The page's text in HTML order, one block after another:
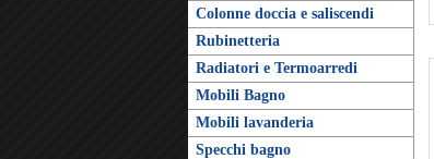
Colonne doccia e saliscendi
Rubinetteria
Radiatori e Termoarredi
Mobili Bagno
Mobili lavanderia
Specchi bagno